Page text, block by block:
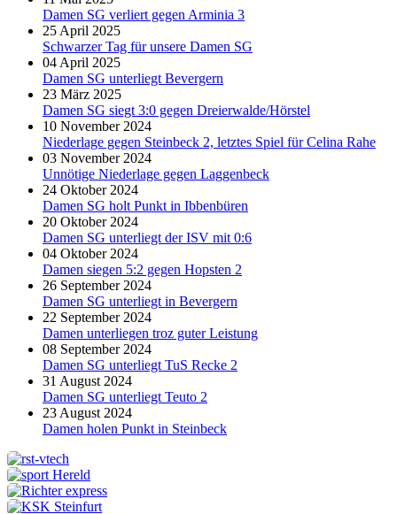
Damen SG verliert gegen Arminia 3
25 April 2025
Schwarzer Tag für unsere Damen SG
04 April 2025
Damen SG unterliegt Bevergern
23 März 2025
Damen SG siegt 3:0 gegen Dreierwalde/Hörstel
10 November 2024
Niederlage gegen Steinbeck 2, letztes Spiel für Celina Rahe
03 November 2024
Unnötige Niederlage gegen Laggenbeck
24 Oktober 2024
Damen SG holt Punkt in Ibbenbüren
20 Oktober 2024
Damen SG unterliegt der ISV mit 0:6
04 Oktober 2024
Damen siegen 5:2 gegen Hopsten 2
26 September 2024
Damen SG unterliegt in Bevergern
22 September 2024
Damen unterliegen troz guter Leistung
08 September 2024
Damen SG unterliegt TuS Recke 2
31 August 2024
Damen SG unterliegt Teuto 2
23 August 2024
Damen holen Punkt in Steinbeck